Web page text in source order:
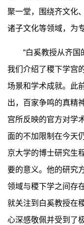
聚一堂，围绕齐文化
诸子文化等领域，为
“白奚教授从齐国
我们介绍了稷下学宫
场景和学术成就。此
出，百家争鸣的真精
宫所反映的官方对学
面的不加限制在今天
京大学的博士研究生
要的意义。他的研究
领域与稷下学之间存
就关注到白奚教授在
心深感敬佩并受到了